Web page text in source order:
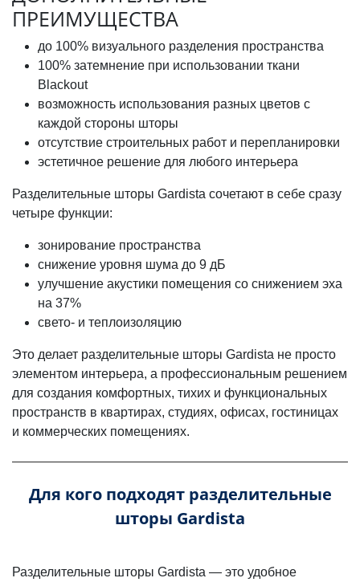
ПРЕИМУЩЕСТВА
до 100% визуального разделения пространства
100% затемнение при использовании ткани
Blackout
возможность использования разных цветов с
каждой стороны шторы
отсутствие строительных работ и перепланировки
эстетичное решение для любого интерьера
Разделительные шторы Gardista сочетают в себе сразу
четыре функции:
зонирование пространства
снижение уровня шума до 9 дБ
улучшение акустики помещения со снижением эха
на 37%
свето- и теплоизоляцию
Это делает разделительные шторы Gardista не просто
элементом интерьера, а профессиональным решением
для создания комфортных, тихих и функциональных
пространств в квартирах, студиях, офисах, гостиницах
и коммерческих помещениях.
Для кого подходят разделительные
шторы Gardista
Разделительные шторы Gardista — это удобное